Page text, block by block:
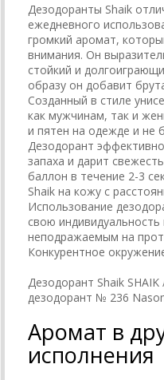
Дезодоранты Shaik
ежедневного
громкий аромат,
внимания. Он
стойкий и
образу он добавит
Созданный в стиле
как мужчинам, так и
и пятен на одежде и не
Дезодорант
запаха и дарит
баллон в течение 2-3
Shaik на кожу с
Использование
свою индивидуальность
неподражаемым на
Конкурентное
Дезодорант Shaik
дезодорант № 236
Аромат в
исполнения